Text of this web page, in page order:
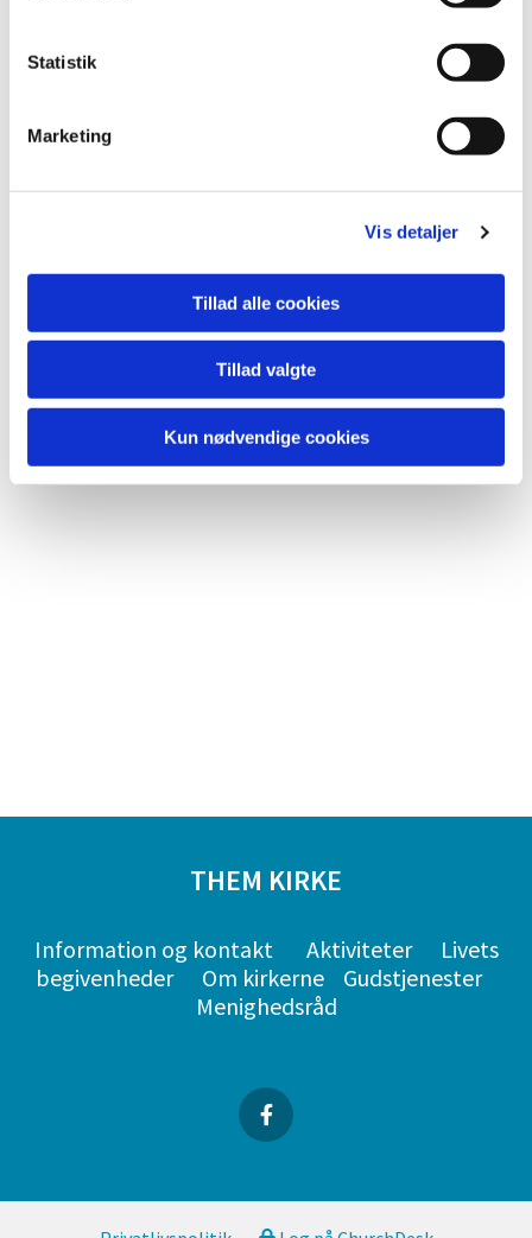
Statistik
Marketing
Vis detaljer
Tillad alle cookies
Tillad valgte
Kun nødvendige cookies
Du vil måske også kunne
THEM KIRKE
Information og kontakt Aktiviteter
Livets
begivenheder
Om kirkerne
Gudstjenester
Menighedsråd